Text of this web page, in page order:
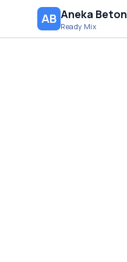
AB Aneka Beton
Ready Mix